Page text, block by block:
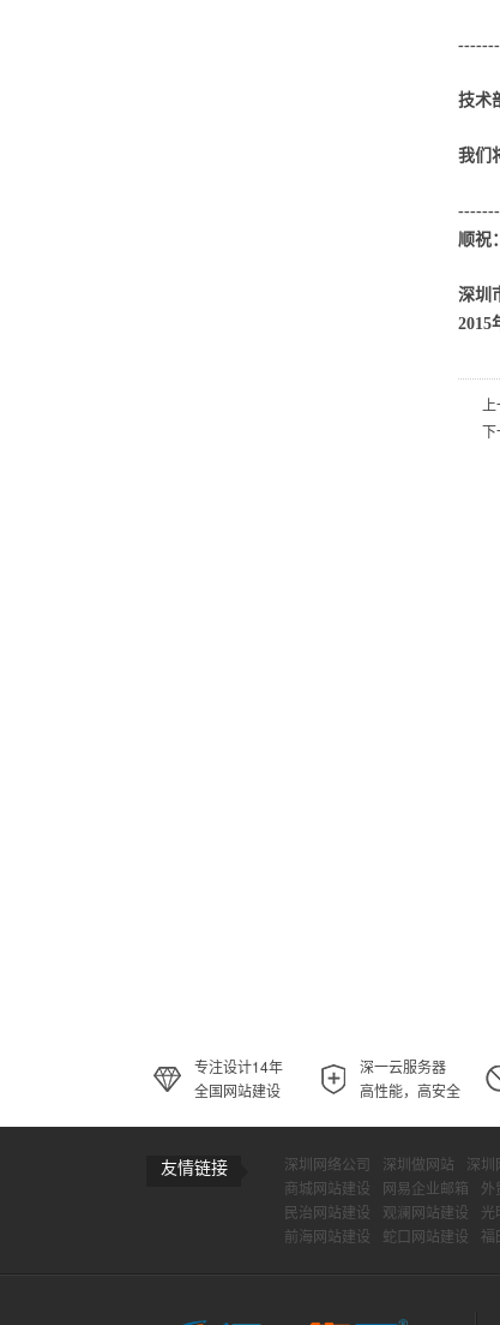
技术
我们
顺祝
深圳
2015
下
专注设计14年
全国网站建设
深一云服务器
高性能，高安全
友情链接 深圳网络公司 深圳做网站 深圳
商城网站建设
网易企业邮箱 外
民治网站建设
观澜网站建设 光
前海网站建设
蛇口网站建设 福